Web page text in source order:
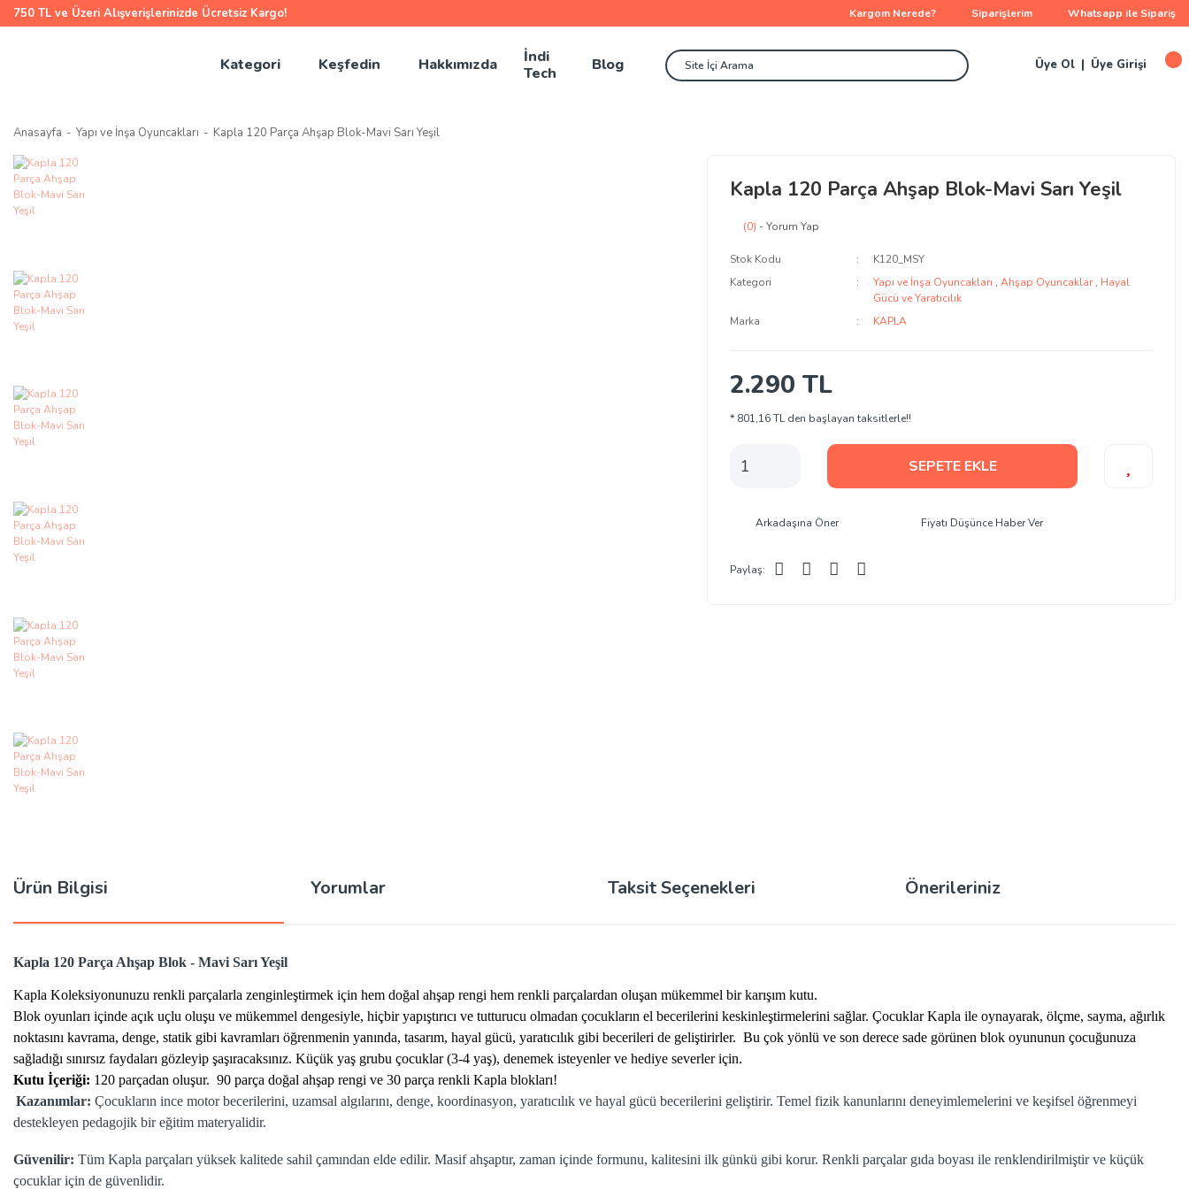
750 TL ve Üzeri Alışverişlerinizde Ücretsiz Kargo! Kargom Nerede? Siparişlerim Whatsapp ile Sipariş
Kategori Keşfedin Hakkımızda
İndi
Tech
Blog Üye Ol Üye Girişi
Anasayfa Yapı ve İnşa Oyuncakları Kapla 120 Parça Ahşap Blok-Mavi Sarı Yeşil
Kapla 120 Parça Ahşap Blok-Mavi Sarı Yeşil
(0) - Yorum Yap
Stok Kodu
K120_MSY
Kategori
Yapı ve İnşa Oyuncakları ,Ahşap Oyuncaklar , Hayal
Gücü ve Yaratıcılık
Marka
KAPLA
2.290 TL
* 801,16 TL den başlayan taksitlerle!!
SEPETE EKLE
Arkadaşına Öner Fiyatı Düşünce Haber Ver
Paylaş:
Ürün Bilgisi Yorumlar Taksit Seçenekleri Önerileriniz
Kapla 120 Parça Ahşap Blok - Mavi Sarı Yeşil
Kapla Koleksiyonunuzu renkli parçalarla zenginleştirmek için hem doğal ahşap rengi hem renkli parçalardan oluşan mükemmel bir karışım kutu.
Blok oyunları içinde açık uçlu oluşu ve mükemmel dengesiyle, hiçbir yapıştırıcı ve tutturucu olmadan çocukların el becerilerini keskinleştirmelerini sağlar. Çocuklar Kapla ile oynayarak, ölçme, sayma, ağırlık
noktasını kavrama, denge, statik gibi kavramları öğrenmenin yanında, tasarım, hayal gücü, yaratıcılık gibi becerileri de geliştirirler. Bu çok yönlü ve son derece sade görünen blok oyununun çocuğunuza
sağladığı sınırsız faydaları gözleyip şaşıracaksınız. Küçük yaş grubu çocuklar (3-4 yaş), denemek isteyenler ve hediye severler için.
Kutu İçeriği: 120 parçadan oluşur. 90 parça doğal ahşap rengi ve 30 parça renkli Kapla blokları!
Kazanımlar: Çocukların ince motor becerilerini, uzamsal algılarını, denge, koordinasyon, yaratıcılık ve hayal gücü becerilerini geliştirir. Temel fizik kanunlarını deneyimlemelerini ve keşifsel öğrenmeyi
destekleyen pedagojik bir eğitim materyalidir.
Güvenilir: Tüm Kapla parçaları yüksek kalitede sahil çamından elde edilir. Masif ahşaptır, zaman içinde formunu, kalitesini ilk günkü gibi korur. Renkli parçalar gıda boyası ile renklendirilmiştir ve küçük
çocuklar için de güvenlidir.